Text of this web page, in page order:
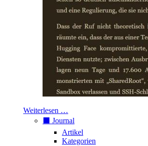
Weiterlesen …
⬛️ Journal
Artikel
Kategorien